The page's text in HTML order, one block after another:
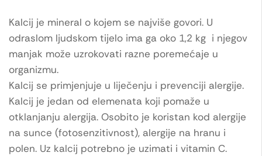
Kalcij je mineral o kojem se najviše govori. U
odraslom ljudskom tijelo ima ga oko 1,2 kg i njegov
manjak može uzrokovati razne poremećaje u
organizmu.
Kalcij se primjenjuje u liječenju i prevenciji alergije.
Kalcij je jedan od elemenata koji pomaže u
otklanjanju alergija. Osobito je koristan kod alergije
na sunce (fotosenzitivnost), alergije na hranu i
polen. Uz kalcij potrebno je uzimati i vitamin C.